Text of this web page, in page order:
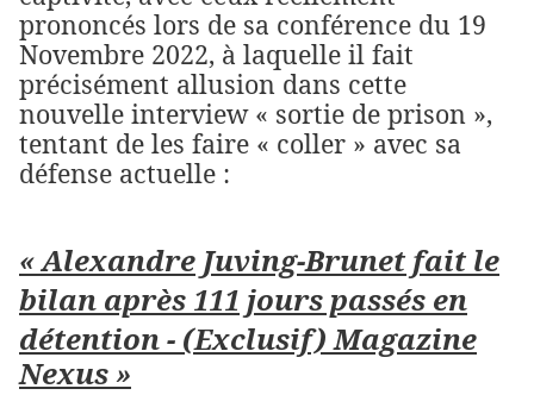
prononcés lors de sa conférence du 19
Novembre 2022, à laquelle il fait
précisément allusion dans cette
nouvelle interview « sortie de prison »,
tentant de les faire « coller » avec sa
défense actuelle :
« Alexandre Juving-Brunet fait le
bilan après 111 jours passés en
détention - (Exclusif)Magazine
Nexus »